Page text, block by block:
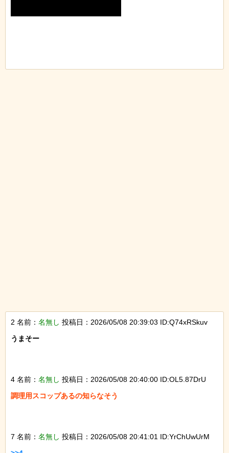
2 名前： 名無し 投稿日：2026/05/08 20:39:03 ID:Q74xRSkuv
うまそー
4 名前： 名無し 投稿日：2026/05/08 20:40:00 ID:OL5.87DrU
調理用スコップあるの知らなそう
7 名前： 名無し 投稿日：2026/05/08 20:41:01 ID:YrChUwUrM